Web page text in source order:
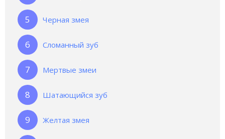
Черная змея
Сломанный зуб
Мертвые змеи
Шатающийся зуб
Желтая змея